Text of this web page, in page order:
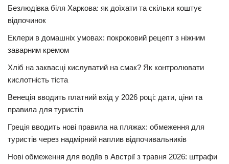
Безлюдівка біля Харкова: як доїхати та скільки коштує
відпочинок
Еклери в домашніх умовах: покроковий рецепт з ніжним
заварним кремом
Хліб на заквасці кислуватий на смак? Як контролювати
кислотність тіста
Венеція вводить платний вхід у 2026 році: дати, ціни та
правила для туристів
Греція вводить нові правила на пляжах: обмеження для
туристів через надмірний наплив відпочивальників
Нові обмеження для водіїв в Австрії з травня 2026: штрафи